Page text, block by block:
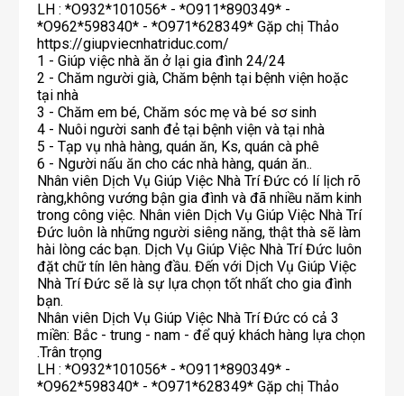
LH : *O932*101056* - *O911*890349* -
*O962*598340* - *O971*628349* Gặp chị Thảo
https://giupviecnhatriduc.com/
1 - Giúp việc nhà ăn ở lại gia đình 24/24
2 - Chăm người già, Chăm bệnh tại bệnh viện hoặc
tại nhà
3 - Chăm em bé, Chăm sóc mẹ và bé sơ sinh
4 - Nuôi người sanh đẻ tại bệnh viện và tại nhà
5 - Tạp vụ nhà hàng, quán ăn, Ks, quán cà phê
6 - Người nấu ăn cho các nhà hàng, quán ăn..
Nhân viên Dịch Vụ Giúp Việc Nhà Trí Đức có lí lịch rõ
ràng,không vướng bận gia đình và đã nhiều năm kinh
trong công việc. Nhân viên Dịch Vụ Giúp Việc Nhà Trí
Đức luôn là những người siêng năng, thật thà sẽ làm
hài lòng các bạn. Dịch Vụ Giúp Việc Nhà Trí Đức luôn
đặt chữ tín lên hàng đầu. Đến với Dịch Vụ Giúp Việc
Nhà Trí Đức sẽ là sự lựa chọn tốt nhất cho gia đình
bạn.
Nhân viên Dịch Vụ Giúp Việc Nhà Trí Đức có cả 3
miền: Bắc - trung - nam - để quý khách hàng lựa chọn
.Trân trọng
LH : *O932*101056* - *O911*890349* -
*O962*598340* - *O971*628349* Gặp chị Thảo